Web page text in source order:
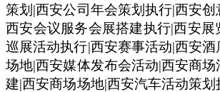
策划|西安公司年会策划执行|西安
西安会议服务会展搭建执行|西安展
巡展活动执行|西安赛事活动|西安
场地|西安媒体发布会活动|西安商
建|西安商场场地|西安汽车活动策